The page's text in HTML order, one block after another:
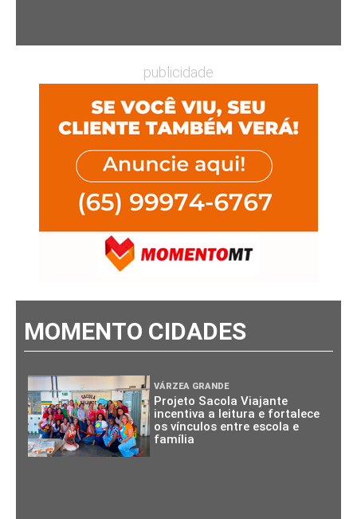
publicidade
MOMENTO CIDADES
VÁRZEA GRANDE
Projeto Sacola Viajante
incentiva a leitura e fortalece
os vínculos entre escola e
família